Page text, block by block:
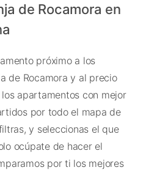
de Rocamora en
próximo a los
de Rocamora y al precio
apartamentos con mejor
por todo el mapa de
y seleccionas el que
ocúpate de hacer el
por ti los mejores